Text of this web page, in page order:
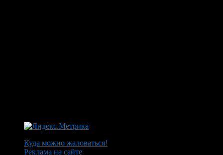
Куда можно жаловаться!
Реклама на сайте